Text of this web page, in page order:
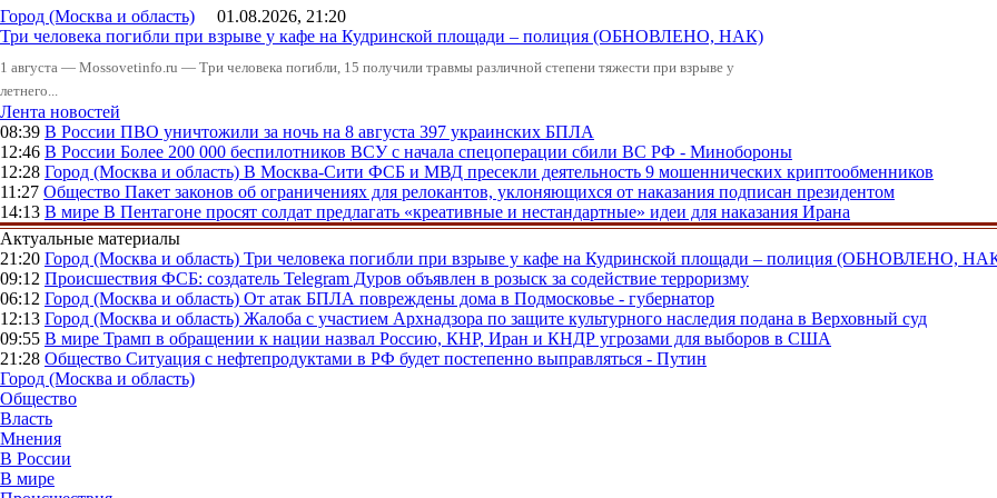
Город (Москва и область) 01.08.2026, 21:20
Три человека погибли при взрыве у кафе на Кудринской площади – полиция (ОБНОВЛЕНО, НАК)
1 августа — Mossovetinfo.ru — Три человека погибли, 15 получили травмы различной степени тяжести при взрыве у
летнего...
Лента новостей
08:39 В России ПВО уничтожили за ночь на 8 августа 397 украинских БПЛА
12:46 В России Более 200 000 беспилотников ВСУ с начала спецоперации сбили ВС РФ - Минобороны
12:28 Город (Москва и область) В Москва-Сити ФСБ и МВД пресекли деятельность 9 мошеннических криптообменников
11:27 Общество Пакет законов об ограничениях для релокантов, уклоняющихся от наказания подписан президентом
14:13 В мире В Пентагоне просят солдат предлагать «креативные и нестандартные» идеи для наказания Ирана
Актуальные материалы
21:20 Город (Москва и область) Три человека погибли при взрыве у кафе на Кудринской площади – полиция (ОБНОВЛЕНО,
09:12 Происшествия ФСБ: создатель Telegram Дуров объявлен в розыск за содействие терроризму
06:12 Город (Москва и область) От атак БПЛА повреждены дома в Подмосковье - губернатор
12:13 Город (Москва и область) Жалоба с участием Архнадзора по защите культурного наследия подана в Верховный суд
09:55 В мире Трамп в обращении к нации назвал Россию, КНР, Иран и КНДР угрозами для выборов в США
21:28 Общество Ситуация с нефтепродуктами в РФ будет постепенно выправляться - Путин
Город (Москва и область)
Общество
Власть
Мнения
В России
В мире